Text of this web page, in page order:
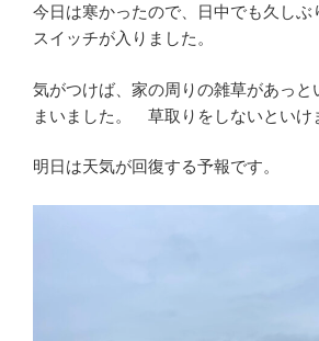
今日は寒かったので、日中でも久しぶ
スイッチが入りました。
気がつけば、家の周りの雑草があっと
まいました。 草取りをしないといけ
明日は天気が回復する予報です。